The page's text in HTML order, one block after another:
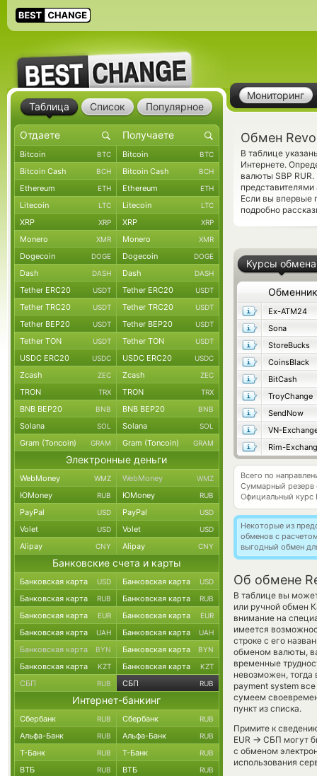
Мониторинг
Обмен
В таблице
Интернете.
валюты SBP
Если вы впервые
подробно
Курсы обмена
Обменник
Ex-ATM24
Sona
StoreBucks
CoinsBlack
BitCash
TroyChange
SendNow
VN-
Rim-
Всего по
Суммарный резерв
Официальный курс
Некоторые из
обменов с
выгодный обмен
Об обмене
В таблице вы
или ручной обмен
внимание на
имеется
строке с его
обменом валюты,
временные
невозможен,
payment system
сумеем
пункт из списка.
Примите к
EUR → СБП могут
с обменом
использования
Таблица Список Популярное
Bitcoin BTC Bitcoin BTC
Bitcoin Cash BCH Bitcoin Cash BCH
Ethereum ETH Ethereum ETH
Litecoin LTC Litecoin LTC
XRP XRP XRP XRP
Monero XMR Monero XMR
Dogecoin DOGE Dogecoin DOGE
Dash DASH Dash DASH
Tether ERC20 USDT Tether ERC20 USDT
Tether TRC20 USDT Tether TRC20 USDT
Tether BEP20 USDT Tether BEP20 USDT
Tether TON USDT Tether TON USDT
USDC ERC20 USDC USDC ERC20 USDC
Zcash ZEC Zcash ZEC
TRON TRX TRON TRX
BNB BEP20 BNB BNB BEP20 BNB
Solana SOL Solana SOL
Gram (Toncoin) GRAM Gram (Toncoin) GRAM
Электронные деньги
WebMoney WMZ WebMoney WMZ
ЮMoney RUB ЮMoney RUB
PayPal USD PayPal USD
Volet USD Volet USD
Alipay CNY Alipay CNY
Банковские счета и карты
Банковская карта USD Банковская карта USD
Банковская карта RUB Банковская карта RUB
Банковская карта EUR Банковская карта EUR
Банковская карта UAH Банковская карта UAH
Банковская карта BYN Банковская карта BYN
Банковская карта KZT Банковская карта KZT
СБП RUB СБП RUB
Интернет-банкинг
Сбербанк RUB Сбербанк RUB
Альфа-Банк RUB Альфа-Банк RUB
Т-Банк RUB Т-Банк RUB
ВТБ RUB ВТБ RUB